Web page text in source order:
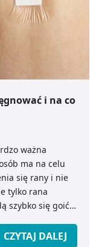
i na co
ważna
ma na celu
się rany i nie
tylko rana
szybko się goić.
CZYTAJ DALEJ